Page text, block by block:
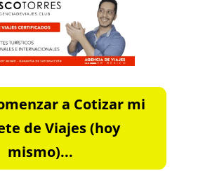
a Cotizar mi
de Viajes (hoy
mismo)...